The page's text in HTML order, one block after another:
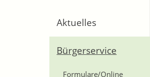
Aktuelles
Bürgerservice
Formulare/Online